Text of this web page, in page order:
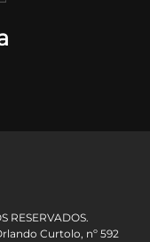
RESERVADOS.
Curtolo, nº 592